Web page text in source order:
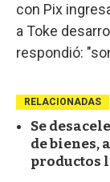
con Pix
a Toke
respondió:
RELACIONADAS
Se
de bienes,
productos